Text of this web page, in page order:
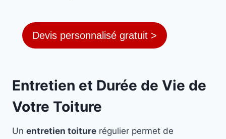
Devis personnalisé gratuit >
Entretien et Durée de Vie de
Votre Toiture
Un entretien toiture régulier permet de